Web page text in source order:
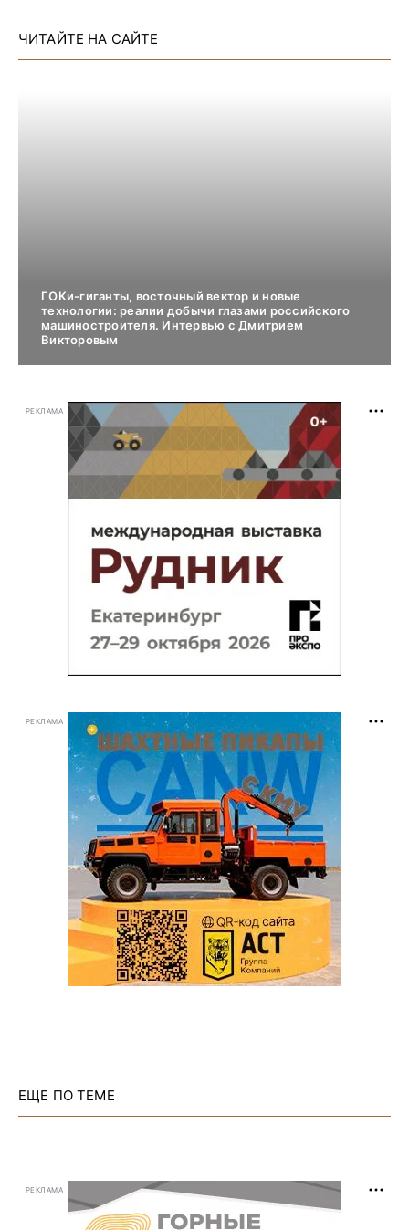
ЧИТАЙТЕ НА САЙТЕ
ГОКи-гиганты, восточный вектор и новые
технологии: реалии добычи глазами российского
машиностроителя. Интервью с Дмитрием
Викторовым
РЕКЛАМА
РЕКЛАМА
ЕЩЕ ПО ТЕМЕ
РЕКЛАМА